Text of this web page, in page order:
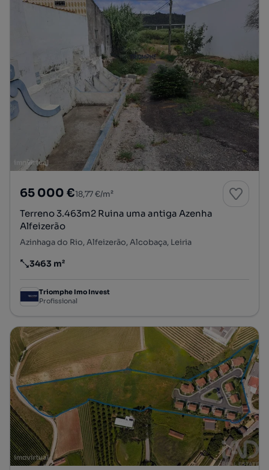
65 000 €18,77 €/m²
Terreno 3.463m2 Ruina uma antiga Azenha
Alfeizerão
Azinhaga do Rio, Alfeizerão, Alcobaça, Leiria
Preço por metro quadrado
3463 m²
Triomphe Imo Invest
Profissional